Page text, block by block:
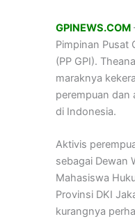
GPINEWS.COM
Pimpinan Pusat
(PP GPI).
maraknya
perempuan dan
di Indonesia.
Aktivis
sebagai Dewan
Mahasiswa
Provinsi DKI
kurangnya